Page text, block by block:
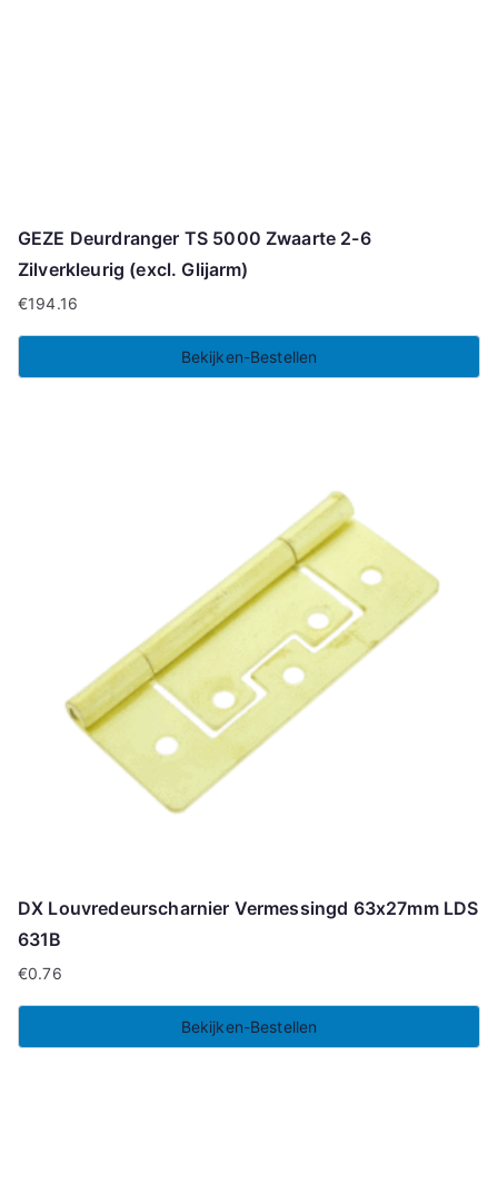
GEZE Deurdranger TS 5000 Zwaarte 2-6
Zilverkleurig (excl. Glijarm)
€194.16
Bekijken-Bestellen
DX Louvredeurscharnier Vermessingd 63x27mm LDS
631B
€0.76
Bekijken-Bestellen